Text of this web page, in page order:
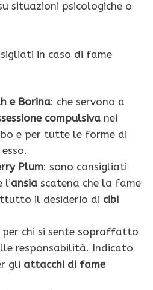
situazioni psicologiche o
in caso di fame
e Borina: che servono a
compulsiva nei
e per tutte le forme di
Plum: sono consigliati
l’ansia scatena che la fame
il desiderio di cibi
per chi si sente sopraffatto
responsabilità. Indicato
gli attacchi di fame